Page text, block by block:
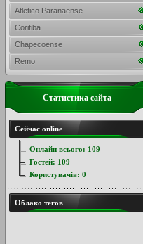
Atletico Paranaense
Coritiba
Chapecoense
Remo
Статистика сайта
Сейчас online
Онлайн всього: 109
Гостей: 109
Користувачів: 0
Облако тегов